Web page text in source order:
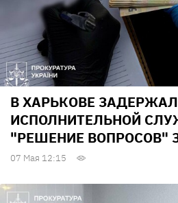
В ХАРЬКОВЕ
ИСПОЛНИТЕЛЬНОЙ
"РЕШЕНИЕ ВОПРОСОВ"
07 Мая 12:15